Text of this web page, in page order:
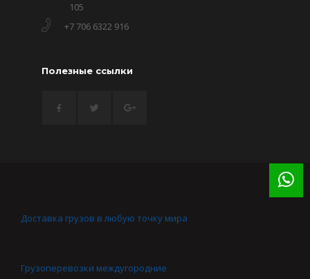
105
+7 706 6322 916
Полезные ссылки
Доставка грузов в любую точку мира
Грузоперевозки междугородние